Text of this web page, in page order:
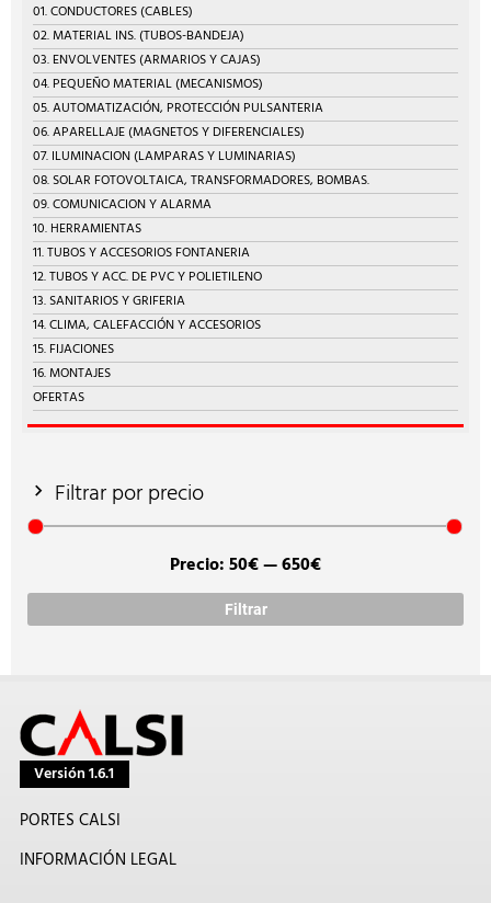
01. CONDUCTORES (CABLES)
02. MATERIAL INS. (TUBOS-BANDEJA)
03. ENVOLVENTES (ARMARIOS Y CAJAS)
04. PEQUEÑO MATERIAL (MECANISMOS)
05. AUTOMATIZACIÓN, PROTECCIÓN PULSANTERIA
06. APARELLAJE (MAGNETOS Y DIFERENCIALES)
07. ILUMINACION (LAMPARAS Y LUMINARIAS)
08. SOLAR FOTOVOLTAICA, TRANSFORMADORES, BOMBAS.
09. COMUNICACION Y ALARMA
10. HERRAMIENTAS
11. TUBOS Y ACCESORIOS FONTANERIA
12. TUBOS Y ACC. DE PVC Y POLIETILENO
13. SANITARIOS Y GRIFERIA
14. CLIMA, CALEFACCIÓN Y ACCESORIOS
15. FIJACIONES
16. MONTAJES
OFERTAS
Filtrar por precio
Filtrar
Precio:50€—650€
Versión 1.6.1
PORTES CALSI
INFORMACIÓN LEGAL